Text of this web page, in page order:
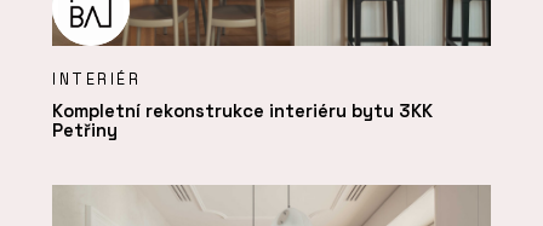
INTERIÉR
Kompletní rekonstrukce interiéru bytu 3KK
Petřiny